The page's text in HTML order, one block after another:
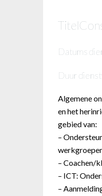
Titel
Datums
Duur
Algemene
en het
gebied van:
–
– Coachen/
– ICT:
–